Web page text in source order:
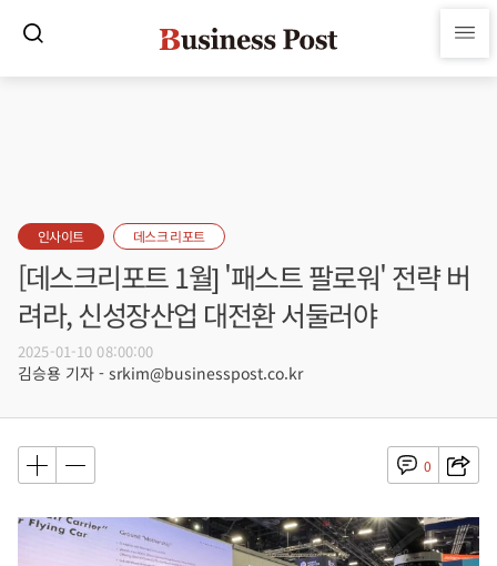
인사이트 데스크 리포트
[데스크리포트 1월] '패스트 팔로워' 전략 버
려라, 신성장산업 대전환 서둘러야
2025-01-10 08:00:00
김승용 기자 - srkim@businesspost.co.kr
0